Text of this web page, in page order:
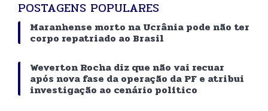
POSTAGENS POPULARES
Maranhense morto na Ucrânia pode não ter
corpo repatriado ao Brasil
Weverton Rocha diz que não vai recuar
após nova fase da operação da PF e atribui
investigação ao cenário político